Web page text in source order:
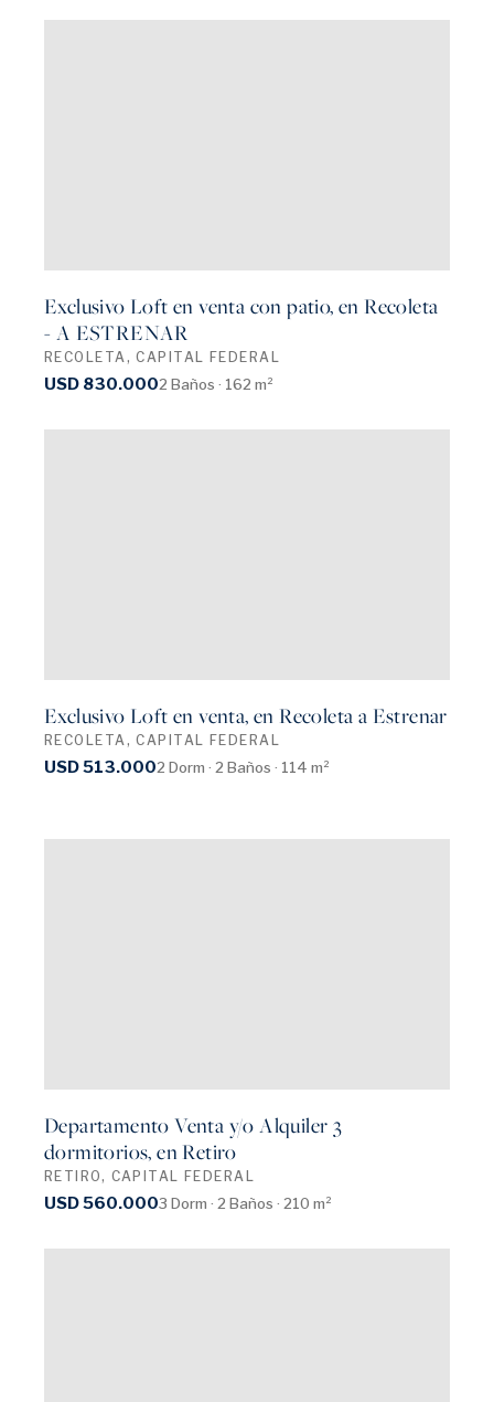
Exclusivo Loft en venta con patio, en Recoleta
- A ESTRENAR
RECOLETA, CAPITAL FEDERAL
USD 830.0002 Baños · 162 m²
Exclusivo Loft en venta, en Recoleta a Estrenar
RECOLETA, CAPITAL FEDERAL
USD 513.0002 Dorm · 2 Baños · 114 m²
Departamento Venta y/o Alquiler 3
dormitorios, en Retiro
RETIRO, CAPITAL FEDERAL
USD 560.0003 Dorm · 2 Baños · 210 m²